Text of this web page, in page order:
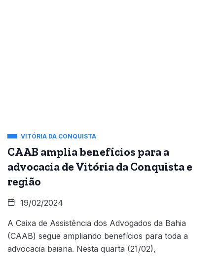
VITÓRIA DA CONQUISTA
CAAB amplia benefícios para a
advocacia de Vitória da Conquista e
região
19/02/2024
A Caixa de Assistência dos Advogados da Bahia
(CAAB) segue ampliando benefícios para toda a
advocacia baiana. Nesta quarta (21/02),